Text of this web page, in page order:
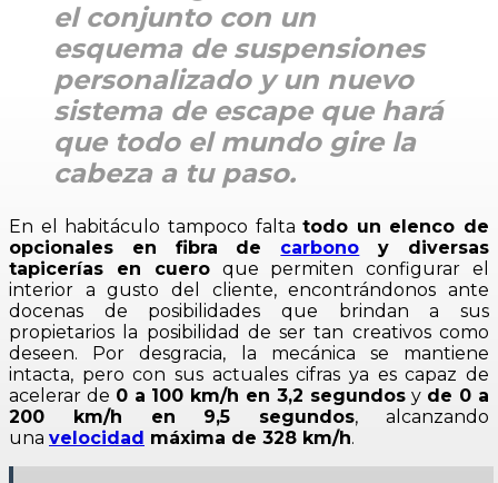
el conjunto con un
esquema de suspensiones
personalizado y un nuevo
sistema de escape que hará
que todo el mundo gire la
cabeza a tu paso.
En el habitáculo tampoco faltatodo un elenco de
opcionales en fibra de carbono y diversas
tapicerías en cueroque permiten configurar el
interior a gusto del cliente, encontrándonos ante
docenas de posibilidades que brindan a sus
propietarios la posibilidad de ser tan creativos como
deseen. Por desgracia, la mecánica se mantiene
intacta, pero con sus actuales cifras ya es capaz de
acelerar de 0 a 100 km/h en 3,2 segundosyde 0 a
200 km/h en 9,5 segundos, alcanzando
una velocidad máxima de 328 km/h.